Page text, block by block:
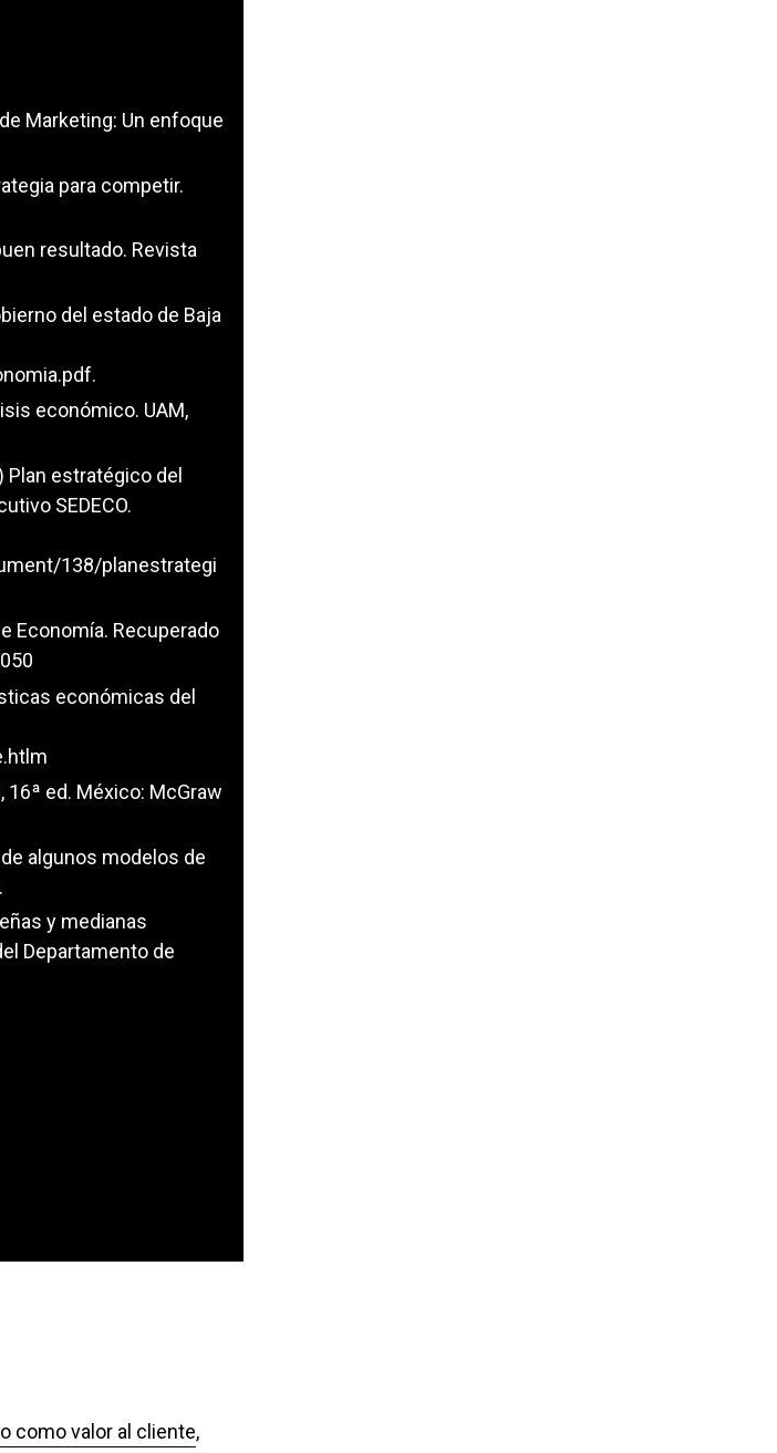
Marketing: Un enfoque
para competir.
resultado. Revista
del estado de Baja
.
económico. UAM,
Plan estratégico del
SEDECO.
138/planestrategi
Economía. Recuperado
económicas del
16ª ed. México: McGraw
algunos modelos de
y medianas
Departamento de
como valor al cliente,